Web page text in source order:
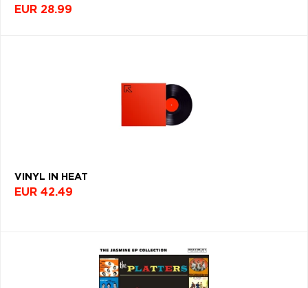
EUR 28.99
VINYL IN HEAT
EUR 42.49